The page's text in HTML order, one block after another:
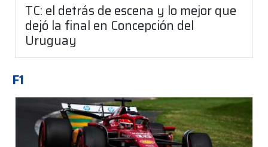
TC: el detrás de escena y lo mejor que
dejó la final en Concepción del
Uruguay
F1